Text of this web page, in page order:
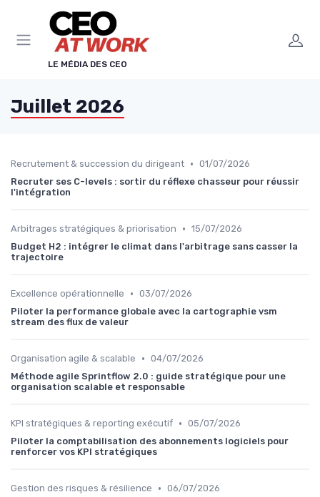
LE MÉDIA DES CEO
Juillet 2026
Recrutement & succession du dirigeant • 01/07/2026
Recruter ses C-levels : sortir du réflexe chasseur pour réussir
l'intégration
Arbitrages stratégiques & priorisation • 15/07/2026
Budget H2 : intégrer le climat dans l'arbitrage sans casser la
trajectoire
Excellence opérationnelle • 03/07/2026
Piloter la performance globale avec la cartographie vsm
stream des flux de valeur
Organisation agile & scalable • 04/07/2026
Méthode agile Sprintflow 2.0 : guide stratégique pour une
organisation scalable et responsable
KPI stratégiques & reporting exécutif • 05/07/2026
Piloter la comptabilisation des abonnements logiciels pour
renforcer vos KPI stratégiques
Gestion des risques & résilience • 06/07/2026
Panneau de gestion des cookies